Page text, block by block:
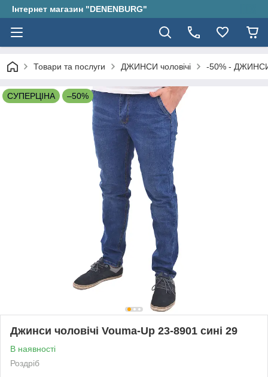
Інтернет магазин "DENENBURG"
Товари та послуги ДЖИНСИ чоловічі -50% - ДЖИНСИ
СУПЕРЦІНА –50%
Джинси чоловічі Vouma-Up 23-8901 сині 29
В наявності
Роздріб